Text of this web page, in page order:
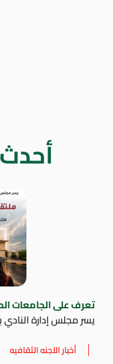
أحدث
تعرف على الجامعات
يسر مجلس إدارة النادي
أخبار اللجنه الثقافيه